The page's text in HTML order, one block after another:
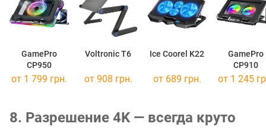
GamePro
CP950
Voltronic T6 Ice Coorel K22
GamePro
CP910
от 1 799 грн. от 908 грн. от 689 грн. от 1 245
8. Разрешение 4K — всегда круто